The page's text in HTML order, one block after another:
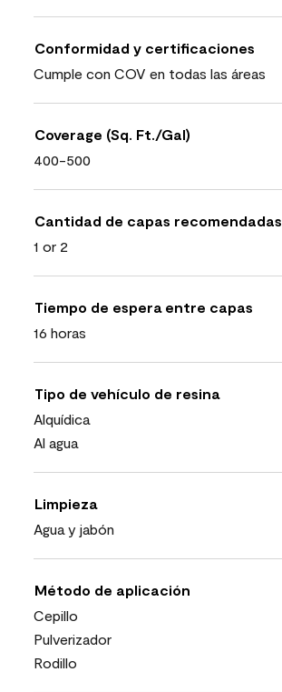
Conformidad y certificaciones
Cumple con COV en todas las áreas
Coverage (Sq. Ft./Gal)
400-500
Cantidad de capas recomendadas
1 or 2
Tiempo de espera entre capas
16 horas
Tipo de vehículo de resina
Alquídica
Al agua
Limpieza
Agua y jabón
Método de aplicación
Cepillo
Pulverizador
Rodillo